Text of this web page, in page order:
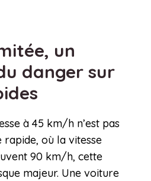
un
danger sur
à 45 km/h n’est pas
rapide, où la vitesse
90 km/h, cette
majeur. Une voiture